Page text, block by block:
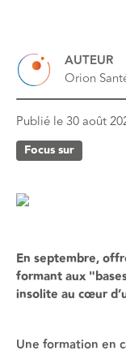
AUTEUR
Orion
Publié le 30 août
Focus sur
En septembre,
formant aux
insolite au cœur
Une formation en